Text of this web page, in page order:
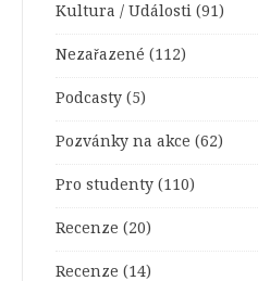
Kultura / Události (91)
Nezařazené (112)
Podcasty (5)
Pozvánky na akce (62)
Pro studenty (110)
Recenze (20)
Recenze (14)